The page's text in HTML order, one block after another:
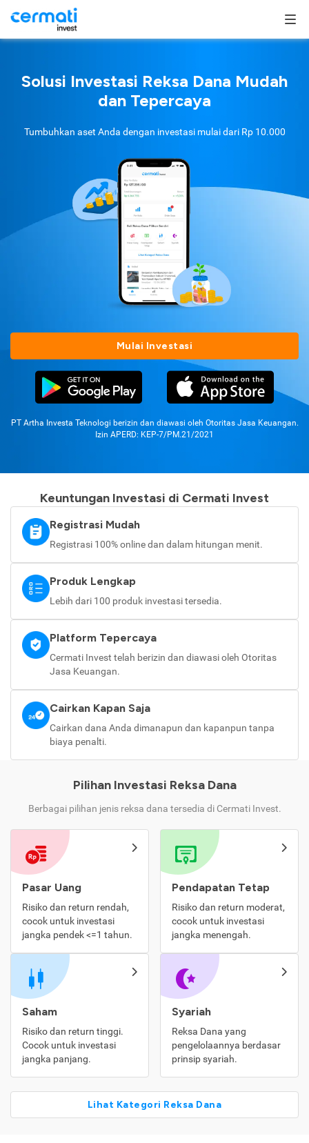
Solusi Investasi Reksa Dana Mudah
dan Tepercaya
Tumbuhkan aset Anda dengan investasi mulai dari Rp 10.000
Mulai Investasi
PT Artha Investa Teknologi berizin dan diawasi oleh Otoritas Jasa Keuangan.
Izin APERD: KEP-7/PM.21/2021
Keuntungan Investasi di Cermati Invest
Registrasi Mudah
Registrasi 100% online dan dalam hitungan menit.
Produk Lengkap
Lebih dari 100 produk investasi tersedia.
Platform Tepercaya
Cermati Invest telah berizin dan diawasi oleh Otoritas
Jasa Keuangan.
Cairkan Kapan Saja
Cairkan dana Anda dimanapun dan kapanpun tanpa
biaya penalti.
Pilihan Investasi Reksa Dana
Berbagai pilihan jenis reksa dana tersedia di Cermati Invest.
Pasar Uang
Risiko dan return rendah,
cocok untuk investasi
jangka pendek <=1 tahun.
Pendapatan Tetap
Risiko dan return moderat,
cocok untuk investasi
jangka menengah.
Saham
Risiko dan return tinggi.
Cocok untuk investasi
jangka panjang.
Syariah
Reksa Dana yang
pengelolaannya berdasar
prinsip syariah.
Lihat Kategori Reksa Dana